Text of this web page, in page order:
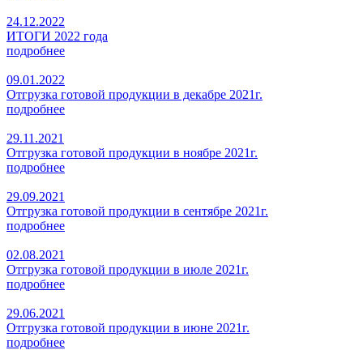
24.12.2022
ИТОГИ 2022 года
подробнее
09.01.2022
Отгрузка готовой продукции в декабре 2021г.
подробнее
29.11.2021
Отгрузка готовой продукции в ноябре 2021г.
подробнее
29.09.2021
Отгрузка готовой продукции в сентябре 2021г.
подробнее
02.08.2021
Отгрузка готовой продукции в июле 2021г.
подробнее
29.06.2021
Отгрузка готовой продукции в июне 2021г.
подробнее